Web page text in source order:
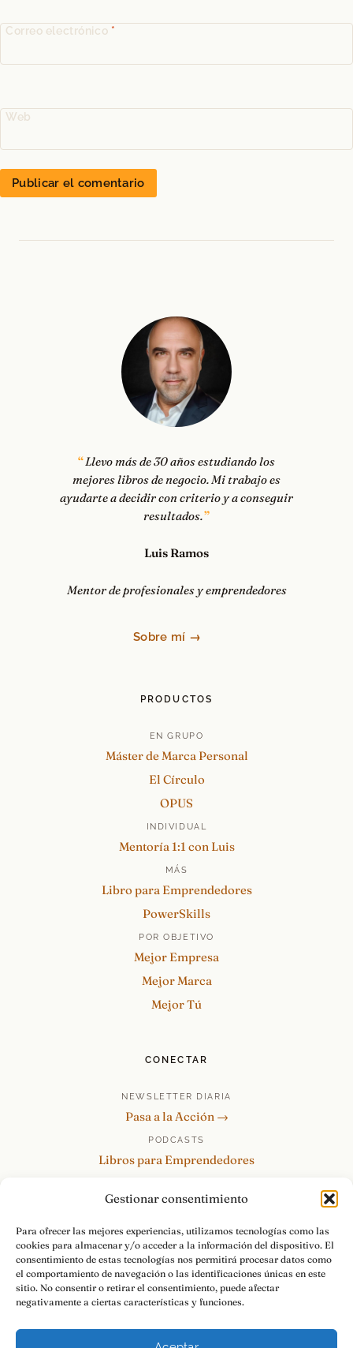
Gestionar consentimiento
Para ofrecer las mejores experiencias, utilizamos tecnologías como las
cookies para almacenar y/o acceder a la información del dispositivo. El
consentimiento de estas tecnologías nos permitirá procesar datos como
el comportamiento de navegación o las identificaciones únicas en este
sitio. No consentir o retirar el consentimiento, puede afectar
negativamente a ciertas características y funciones.
Correo electrónico *
Web
Llevo más de 30 años estudiando los
mejores libros de negocio. Mi trabajo es
ayudarte a decidir con criterio y a conseguir
resultados.
Luis Ramos
Mentor de profesionales y emprendedores
Sobre mí →
PRODUCTOS
EN GRUPO
Máster de Marca Personal
El Círculo
OPUS
INDIVIDUAL
Mentoría 1:1 con Luis
MÁS
Libro para Emprendedores
PowerSkills
POR OBJETIVO
Mejor Empresa
Mejor Marca
Mejor Tú
CONECTAR
NEWSLETTER DIARIA
Pasa a la Acción →
PODCASTS
Libros para Emprendedores
re:Invéntate / PowerSkills
MENTOR360
HABLAMOS
Contacto y consultas →